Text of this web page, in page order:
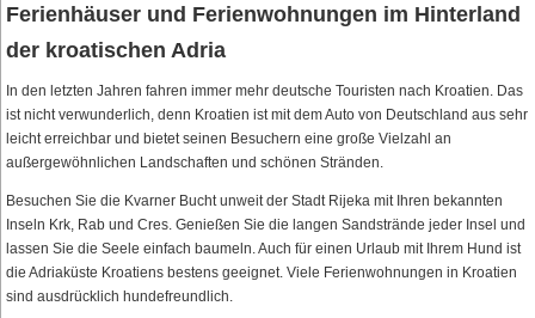
Ferienhäuser und Ferienwohnungen im Hinterland
der kroatischen Adria
In den letzten Jahren fahren immer mehr deutsche Touristen nach Kroatien. Das
ist nicht verwunderlich, denn Kroatien ist mit dem Auto von Deutschland aus sehr
leicht erreichbar und bietet seinen Besuchern eine große Vielzahl an
außergewöhnlichen Landschaften und schönen Stränden.
Besuchen Sie die Kvarner Bucht unweit der Stadt Rijeka mit Ihren bekannten
Inseln Krk, Rab und Cres. Genießen Sie die langen Sandstrände jeder Insel und
lassen Sie die Seele einfach baumeln. Auch für einen Urlaub mit Ihrem Hund ist
die Adriaküste Kroatiens bestens geeignet. Viele Ferienwohnungen in Kroatien
sind ausdrücklich hundefreundlich.